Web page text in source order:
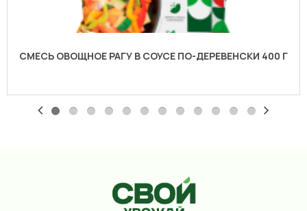
СМЕСЬ ОВОЩНОЕ РАГУ В СОУСЕ ПО-ДЕРЕВЕНСКИ 400 Г